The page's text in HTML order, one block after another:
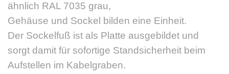
ähnlich RAL 7035 grau,
Gehäuse und Sockel bilden eine Einheit.
Der Sockelfuß ist als Platte ausgebildet und
sorgt damit für sofortige Standsicherheit beim
Aufstellen im Kabelgraben.